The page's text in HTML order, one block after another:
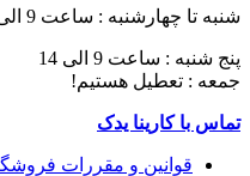
شنبه تا چهارشنبه : ساعت 9 الی 18
پنج شنبه : ساعت 9 الی 14
جمعه : تعطیل هستیم!
تماس با کارینا یدک
قوانین و مقررات